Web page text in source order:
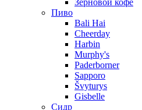
Зерновой кофе
Пиво
Bali Hai
Cheerday
Harbin
Murphy's
Paderborner
Sapporo
Švyturys
Gisbelle
Сидр